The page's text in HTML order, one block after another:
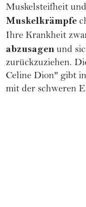
Muskelsteifheit und
Muskelkrämpfe
Ihre Krankheit
abzusagen und
zurückzuziehen.
Celine Dion" gibt
mit der schweren